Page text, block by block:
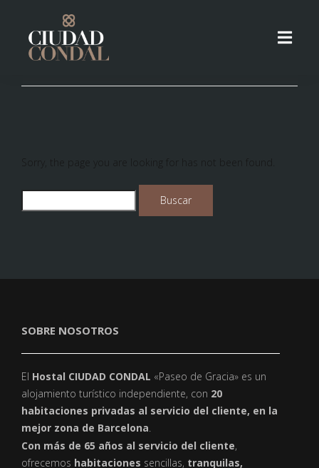
Sorry, the page you are looking for has not been found.
SOBRE NOSOTROS
El Hostal CIUDAD CONDAL «Paseo de Gracia» es un
alojamiento turístico independiente, con 20
habitaciones privadas al servicio del cliente, en la
mejor zona de Barcelona
Con más de 65 años al servicio del cliente,
ofrecemos habitaciones sencillas, tranquilas,